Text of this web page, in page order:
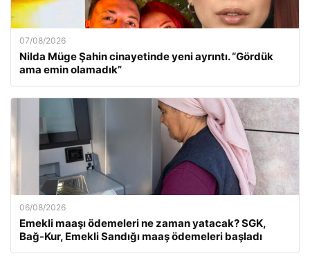
07/08/2026
Nilda Müge Şahin cinayetinde yeni ayrıntı. “Gördük
ama emin olamadık”
06/08/2026
Emekli maaşı ödemeleri ne zaman yatacak? SGK,
Bağ-Kur, Emekli Sandığı maaş ödemeleri başladı